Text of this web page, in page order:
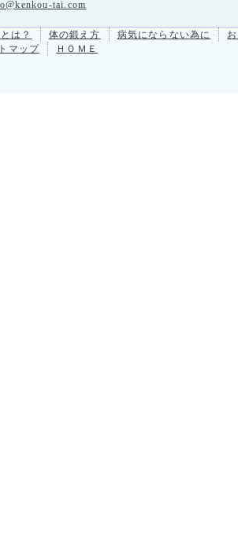
tai.com
は？ 体の鍛え方 病気にならない為に
マップ ＨＯＭＥ